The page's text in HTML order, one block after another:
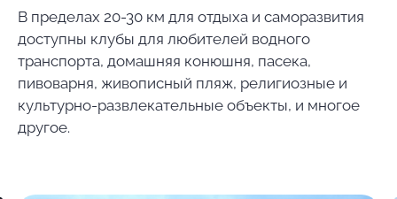
В пределах 20-30 км для отдыха и саморазвития
доступны клубы для любителей водного
транспорта, домашняя конюшня, пасека,
пивоварня, живописный пляж, религиозные и
культурно-развлекательные объекты, и многое
другое.